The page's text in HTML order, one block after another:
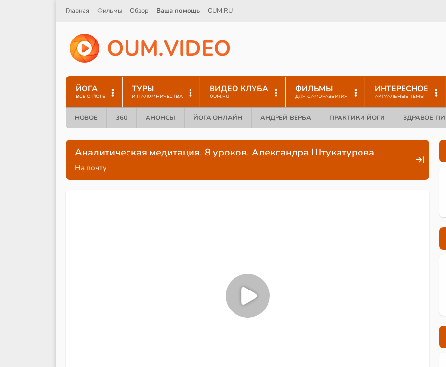
Главная Фильмы Обзор Ваша помощь OUM.RU
OUM.VIDEO
ЙОГА
ВСЁ О ЙОГЕ
ТУРЫ
И ПАЛОМНИЧЕСТВА
ВИДЕО КЛУБА
OUM.RU
ФИЛЬМЫ
ДЛЯ САМОРАЗВИТИЯ
ИНТЕРЕСНОЕ
АКТУАЛЬНЫЕ ТЕМЫ
НОВОЕ 360 АНОНСЫ ЙОГА ОНЛАЙН АНДРЕЙ ВЕРБА ПРАКТИКИ ЙОГИ ЗДРАВОЕ
Аналитическая медитация. 8 уроков. Александра Штукатурова
На почту